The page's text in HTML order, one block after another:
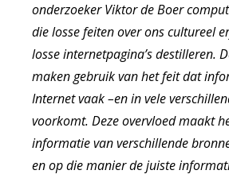
onderzoeker Viktor de Boer
die losse feiten over ons cultureel
losse internetpagina’s destilleren.
maken gebruik van het feit dat
Internet vaak –en in vele
voorkomt. Deze overvloed maakt
informatie van verschillende
en op die manier de juiste